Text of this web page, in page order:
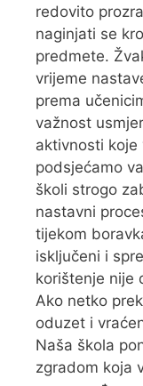
redovito
naginjati se
predmete.
vrijeme
prema
važnost
aktivnosti koje
podsjećamo
školi strogo
nastavni
tijekom
isključeni i
korištenje nije
Ako netko
oduzet i
Naša škola
zgradom koja